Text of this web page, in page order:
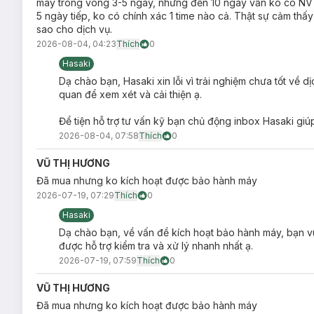
Hiện sản phẩm Máy Tăm Nước Havatek On-The-Go Oral
Ưu thế nổi bật của Máy Tăm Nước Gấp Gọn
3 Giây Tăng Áp Lực – Dịu nhẹ với nướu:
hoặc có nướu yếu.
Thiết kế gấp gọn - Mang đi mọi nơi:
vali hay túi xách.
Màn hình LCD - Theo dõi pin và áp lực nước dễ
1 lần sạc - Dùng được 60 ngày:
niềng – tối ưu cho mọi tình trạng răng.
máy trong vòng 3-5 ngày, nhưng đến 10 ngày vẫn ko có
5 ngày tiếp, ko có chính xác 1 time nào cả. Thật sự cảm
sao cho dịch vụ.
2026-08-04, 04:23Thích
0
Hasaki
Dạ chào bạn, Hasaki xin lỗi vì trải nghiệm chưa tốt về
quan để xem xét và cải thiện ạ.
Để tiện hỗ trợ tư vấn kỹ bạn chủ động inbox Hasaki
2026-08-04, 07:58Thích 0
VŨ THỊ HƯƠNG
Đã mua nhưng ko kích hoạt được bảo hành máy
2026-07-19, 07:29Thích
0
Hasaki
Dạ chào bạn, về vấn đề kích hoạt bảo hành máy, bạn
được hỗ trợ kiểm tra và xử lý nhanh nhất ạ.
2026-07-19, 07:59Thích 0
VŨ THỊ HƯƠNG
Đã mua nhưng ko kích hoạt được bảo hành máy